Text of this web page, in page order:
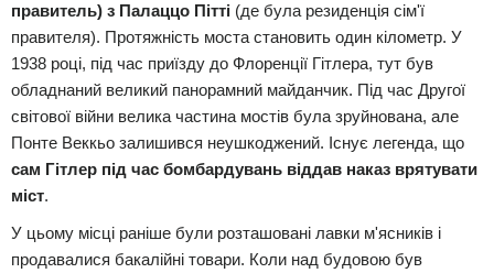
правитель) з Палаццо Пітті (де була резиденція сім'ї
правителя). Протяжність моста становить один кілометр. У
1938 році, під час приїзду до Флоренції Гітлера, тут був
обладнаний великий панорамний майданчик. Під час Другої
світової війни велика частина мостів була зруйнована, але
Понте Веккьо залишився неушкоджений. Існує легенда, що
сам Гітлер під час бомбардувань віддав наказ врятувати
міст.
У цьому місці раніше були розташовані лавки м'ясників і
продавалися бакалійні товари. Коли над будовою був